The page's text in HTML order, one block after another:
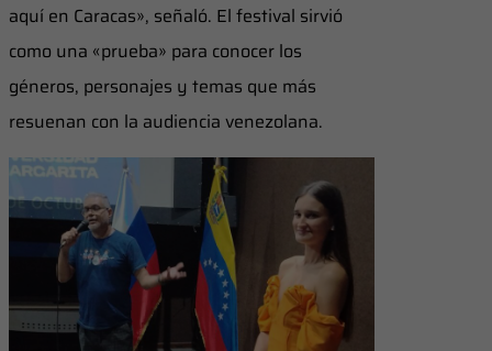
aquí en Caracas», señaló. El festival sirvió
como una «prueba» para conocer los
géneros, personajes y temas que más
resuenan con la audiencia venezolana.